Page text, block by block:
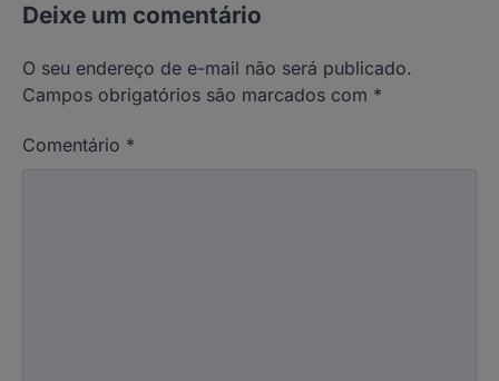
Deixe um comentário
O seu endereço de e-mail não será publicado.
Campos obrigatórios são marcados com *
Comentário *